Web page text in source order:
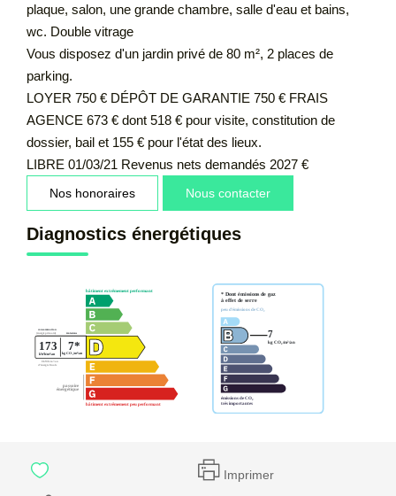
plaque, salon, une grande chambre, salle d'eau et bains,
wc. Double vitrage
Vous disposez d'un jardin privé de 80 m², 2 places de
parking.
LOYER 750 € DÉPÔT DE GARANTIE 750 € FRAIS
AGENCE 673 € dont 518 € pour visite, constitution de
dossier, bail et 155 € pour l'état des lieux.
LIBRE 01/03/21 Revenus nets demandés 2027 €
Nos honoraires Nous contacter
Diagnostics énergétiques
Imprimer